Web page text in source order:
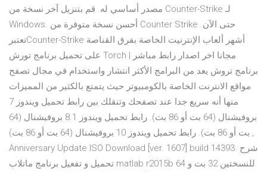
مصدر أساسي له. قم بتنزيل آخر نسخة من Counter-Strike لـ
Windows. أحسن نسخة متوفرة من Counter Strike حتى الآن.
تعتبرCounter-Strike أشهر ألعاب الإنترنيت الخاصة بفرق القناصة
على تحميل برنامج تورش Torch مجانا اخر اصدار رابط مباشر |
برنامج تروش يعد من البرامج الأكثر انتشار واستخدام في مجال تصفح
مواقع الانترنت الخاصة بالكومبيوتر حيث يتمتع بالكثير من المميزات
منها أنه سريع جدا عند تصفحك وتنقلك بين رابط تحميل ويندوز 7
بروفيشنال (64 بت أو 86 بت). رابط تحميل ويندوز 8.1 بروفيشنال (64
بت أو 86 بت). رابط تحميل ويندوز 10 بروفيشنال (64 بت أو 86 بت) ,
Anniversary Update ISO Download [ver. 1607] build 14393. شرح
تحميل و تفعيل برنامج ماتلاب matlab r2015b للنسختين 32 بت و 64